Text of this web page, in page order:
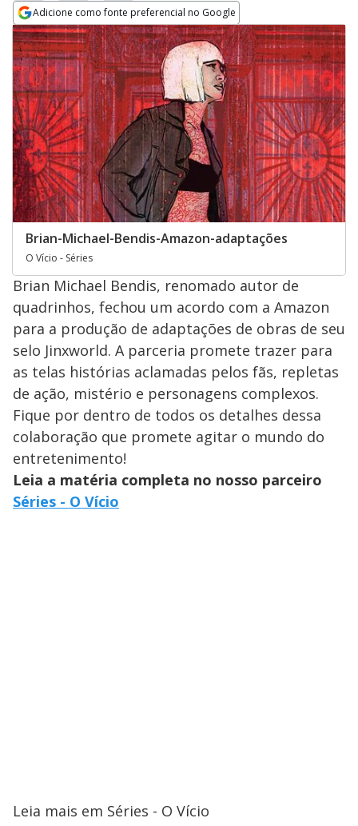
Adicione como fonte preferencial no Google
Opens in new window
Brian-Michael-Bendis-Amazon-adaptações
O Vício - Séries
Brian Michael Bendis, renomado autor de
quadrinhos, fechou um acordo com a Amazon
para a produção de adaptações de obras de seu
selo Jinxworld. A parceria promete trazer para
as telas histórias aclamadas pelos fãs, repletas
de ação, mistério e personagens complexos.
Fique por dentro de todos os detalhes dessa
colaboração que promete agitar o mundo do
entretenimento!
Leia a matéria completa no nosso parceiro
Séries - O Vício
Leia mais em Séries - O Vício